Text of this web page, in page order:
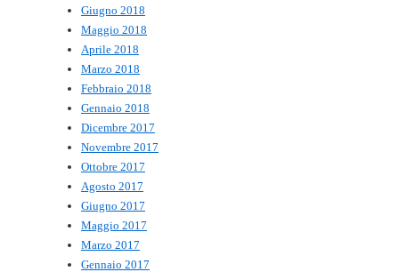
Giugno 2018
Maggio 2018
Aprile 2018
Marzo 2018
Febbraio 2018
Gennaio 2018
Dicembre 2017
Novembre 2017
Ottobre 2017
Agosto 2017
Giugno 2017
Maggio 2017
Marzo 2017
Gennaio 2017